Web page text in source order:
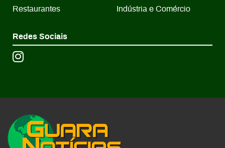
Restaurantes
Indústria e Comércio
Redes Sociais